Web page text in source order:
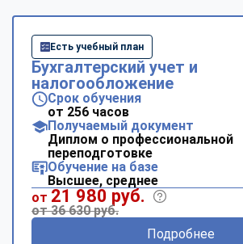
Есть учебный план
Бухгалтерский учет и
налогообложение
Срок обучения
от 256 часов
Получаемый документ
Диплом о профессиональной
переподготовке
Обучение на базе
Высшее, среднее
от 21 980 руб.
от 36 630 руб.
Подробнее